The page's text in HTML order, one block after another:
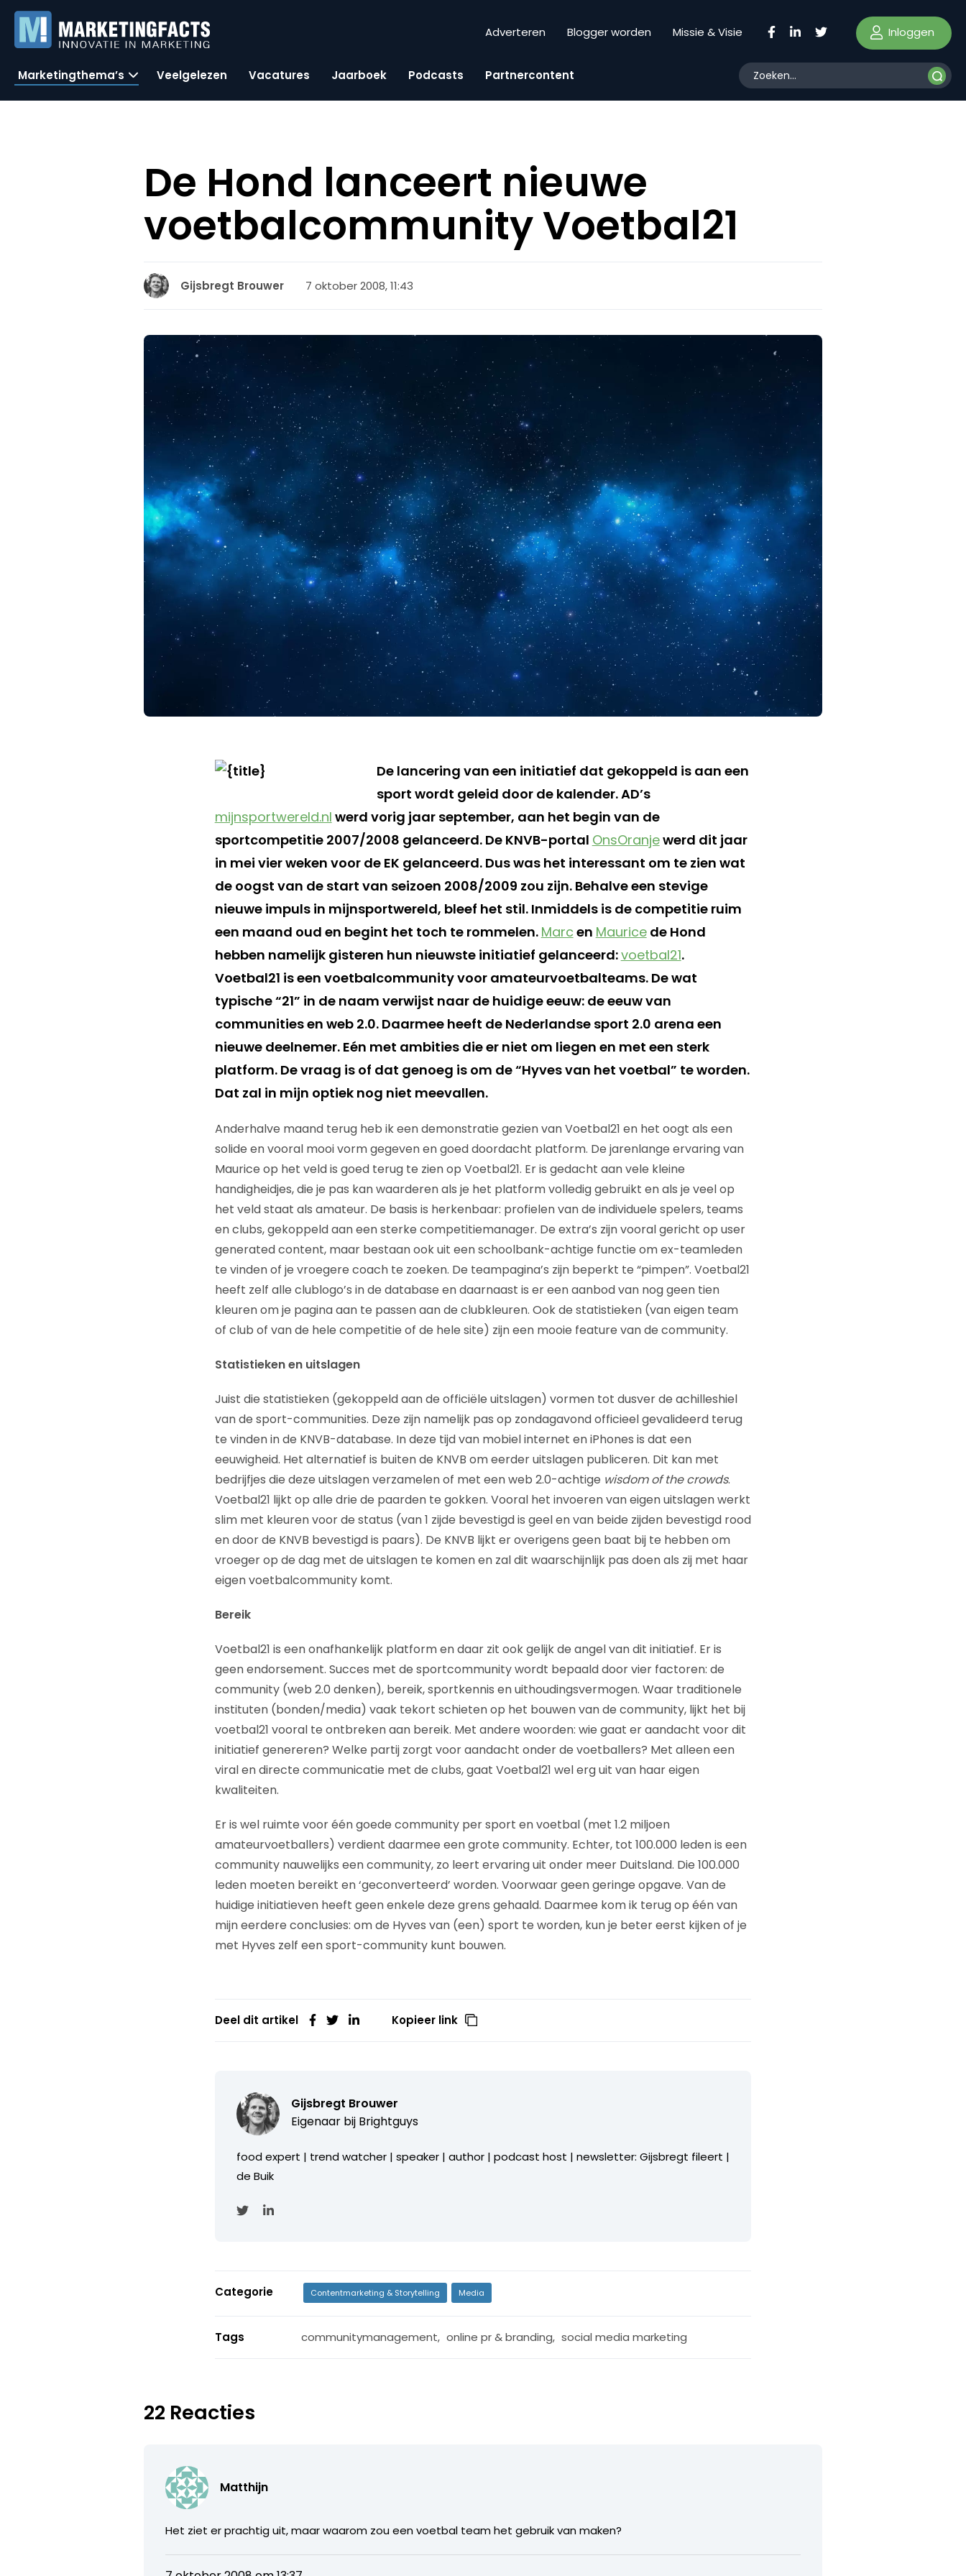
Adverteren Blogger worden Missie & Visie Inloggen
Marketingthema’s Veelgelezen Vacatures Jaarboek Podcasts Partnercontent
De Hond lanceert nieuwe
voetbalcommunity Voetbal21
Gijsbregt Brouwer 7 oktober 2008, 11:43
De lancering van een initiatief dat gekoppeld is aan een
sport wordt geleid door de kalender. AD’s
mijnsportwereld.nl werd vorig jaar september, aan het begin van de
sportcompetitie 2007/2008 gelanceerd. De KNVB-portal OnsOranjewerd dit jaar
in mei vier weken voor de EK gelanceerd. Dus was het interessant om te zien wat
de oogst van de start van seizoen 2008/2009 zou zijn. Behalve een stevige
nieuwe impuls in mijnsportwereld, bleef het stil. Inmiddels is de competitie ruim
een maand oud en begint het toch te rommelen. Marc en Mauricede Hond
hebben namelijk gisteren hun nieuwste initiatief gelanceerd:voetbal21.
Voetbal21 is een voetbalcommunity voor amateurvoetbalteams. De wat
typische “21” in de naam verwijst naar de huidige eeuw: de eeuw van
communities en web 2.0. Daarmee heeft de Nederlandse sport 2.0 arena een
nieuwe deelnemer. Eén met ambities die er niet om liegen en met een sterk
platform. De vraag is of dat genoeg is om de “Hyves van het voetbal” te worden.
Dat zal in mijn optiek nog niet meevallen.
Anderhalve maand terug heb ik een demonstratie gezien van Voetbal21 en het oogt als een
solide en vooral mooi vorm gegeven en goed doordacht platform. De jarenlange ervaring van
Maurice op het veld is goed terug te zien op Voetbal21. Er is gedacht aan vele kleine
handigheidjes, die je pas kan waarderen als je het platform volledig gebruikt en als je veel op
het veld staat als amateur. De basis is herkenbaar: profielen van de individuele spelers, teams
en clubs, gekoppeld aan een sterke competitiemanager. De extra’s zijn vooral gericht op user
generated content, maar bestaan ook uit een schoolbank-achtige functie om ex-teamleden
te vinden of je vroegere coach te zoeken. De teampagina’s zijn beperkt te “pimpen”. Voetbal21
heeft zelf alle clublogo’s in de database en daarnaast is er een aanbod van nog geen tien
kleuren om je pagina aan te passen aan de clubkleuren. Ook de statistieken (van eigen team
of club of van de hele competitie of de hele site) zijn een mooie feature van de community.
Statistieken en uitslagen
Juist die statistieken (gekoppeld aan de officiële uitslagen) vormen tot dusver de achilleshiel
van de sport-communities. Deze zijn namelijk pas op zondagavond officieel gevalideerd terug
te vinden in de KNVB-database. In deze tijd van mobiel internet en iPhones is dat een
eeuwigheid. Het alternatief is buiten de KNVB om eerder uitslagen publiceren. Dit kan met
bedrijfjes die deze uitslagen verzamelen of met een web 2.0-achtige wisdom of the crowds.
Voetbal21 lijkt op alle drie de paarden te gokken. Vooral het invoeren van eigen uitslagen werkt
slim met kleuren voor de status (van 1 zijde bevestigd is geel en van beide zijden bevestigd rood
en door de KNVB bevestigd is paars). De KNVB lijkt er overigens geen baat bij te hebben om
vroeger op de dag met de uitslagen te komen en zal dit waarschijnlijk pas doen als zij met haar
eigen voetbalcommunity komt.
Bereik
Voetbal21 is een onafhankelijk platform en daar zit ook gelijk de angel van dit initiatief. Er is
geen endorsement. Succes met de sportcommunity wordt bepaald door vier factoren: de
community (web 2.0 denken), bereik, sportkennis en uithoudingsvermogen. Waar traditionele
instituten (bonden/media) vaak tekort schieten op het bouwen van de community, lijkt het bij
voetbal21 vooral te ontbreken aan bereik. Met andere woorden: wie gaat er aandacht voor dit
initiatief genereren? Welke partij zorgt voor aandacht onder de voetballers? Met alleen een
viral en directe communicatie met de clubs, gaat Voetbal21 wel erg uit van haar eigen
kwaliteiten.
Er is wel ruimte voor één goede community per sport en voetbal (met 1.2 miljoen
amateurvoetballers) verdient daarmee een grote community. Echter, tot 100.000 leden is een
community nauwelijks een community, zo leert ervaring uit onder meer Duitsland. Die 100.000
leden moeten bereikt en ‘geconverteerd’ worden. Voorwaar geen geringe opgave. Van de
huidige initiatieven heeft geen enkele deze grens gehaald. Daarmee kom ik terug op één van
mijn eerdere conclusies: om de Hyves van (een) sport te worden, kun je beter eerst kijken of je
met Hyves zelf een sport-community kunt bouwen.
Deel dit artikel Kopieer link
Gijsbregt Brouwer
Eigenaar bij Brightguys
food expert | trend watcher | speaker | author | podcast host | newsletter: Gijsbregt fileert |
de Buik
Categorie Contentmarketing & Storytelling Media
Tags communitymanagement, online pr & branding, social media marketing
22 Reacties
Matthijn
Het ziet er prachtig uit, maar waarom zou een voetbal team het gebruik van maken?